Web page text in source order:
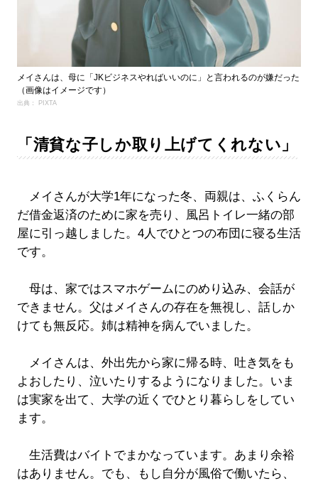
メイさんは、母に「JKビジネスやればいいのに」と言われるのが嫌だった
（画像はイメージです）
出典： PIXTA
「清貧な子しか取り上げてくれない」
メイさんが大学1年になった冬、両親は、ふくらん
だ借金返済のために家を売り、風呂トイレ一緒の部
屋に引っ越しました。4人でひとつの布団に寝る生活
です。
母は、家ではスマホゲームにのめり込み、会話が
できません。父はメイさんの存在を無視し、話しか
けても無反応。姉は精神を病んでいました。
メイさんは、外出先から家に帰る時、吐き気をも
よおしたり、泣いたりするようになりました。いま
は実家を出て、大学の近くでひとり暮らしをしてい
ます。
生活費はバイトでまかなっています。あまり余裕
はありません。でも、もし自分が風俗で働いたら、